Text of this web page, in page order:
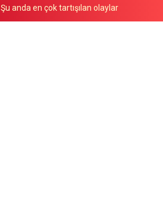
Şu anda en çok tartışılan olaylar